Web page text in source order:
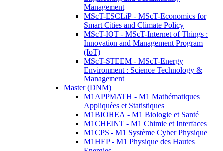
Management
MScT-ESCLiP - MScT-Economics for
Smart Cities and Climate Policy
MScT-IOT - MScT-Internet of Things :
Innovation and Management Program
(IoT)
MScT-STEEM - MScT-Energy
Environment : Science Technology &
Management
Master (DNM)
M1APPMATH - M1 Mathématiques
Appliquées et Statistiques
M1BIOHEA - M1 Biologie et Santé
M1CHEINT - M1 Chimie et Interfaces
M1CPS - M1 Système Cyber Physique
M1HEP - M1 Physique des Hautes